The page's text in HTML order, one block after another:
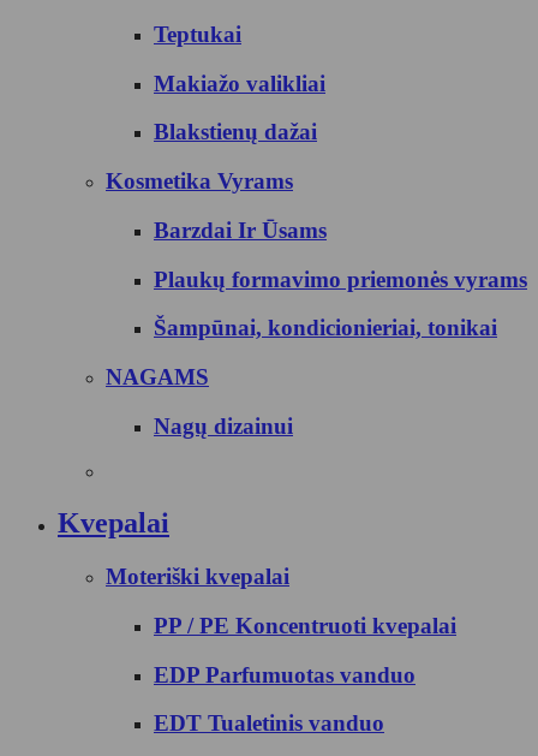
Teptukai
Makiažo valikliai
Blakstienų dažai
Kosmetika Vyrams
Barzdai Ir Ūsams
Plaukų formavimo priemonės vyrams
Šampūnai, kondicionieriai, tonikai
NAGAMS
Nagų dizainui
Kvepalai
Moteriški kvepalai
PP / PE Koncentruoti kvepalai
EDP Parfumuotas vanduo
EDT Tualetinis vanduo